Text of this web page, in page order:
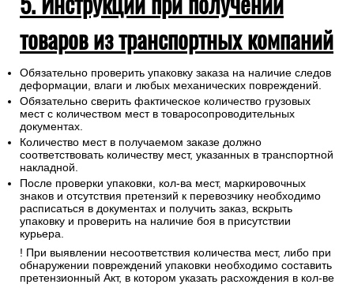
5. Инструкции при получении
товаров из транспортных компаний
Обязательно проверить упаковку заказа на наличие следов
деформации, влаги и любых механических повреждений.
Обязательно сверить фактическое количество грузовых
мест с количеством мест в товаросопроводительных
документах.
Количество мест в получаемом заказе должно
соответствовать количеству мест, указанных в транспортной
накладной.
После проверки упаковки, кол-ва мест, маркировочных
знаков и отсутствия претензий к перевозчику необходимо
расписаться в документах и получить заказ, вскрыть
упаковку и проверить на наличие боя в присутствии
курьера.